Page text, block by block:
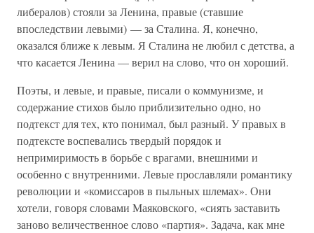
либералов) стояли за Ленина, правые (ставшие
впоследствии левыми) — за Сталина. Я, конечно,
оказался ближе к левым. Я Сталина не любил с детства, а
что касается Ленина — верил на слово, что он хороший.
Поэты, и левые, и правые, писали о коммунизме, и
содержание стихов было приблизительно одно, но
подтекст для тех, кто понимал, был разный. У правых в
подтексте воспевались твердый порядок и
непримиримость в борьбе с врагами, внешними и
особенно с внутренними. Левые прославляли романтику
революции и «комиссаров в пыльных шлемах». Они
хотели, говоря словами Маяковского, «сиять заставить
заново величественное слово «партия». Задача, как мне